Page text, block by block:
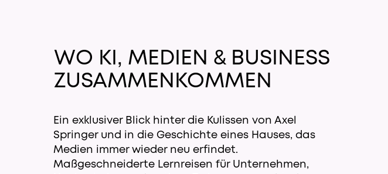
WO KI, MEDIEN & BUSINESS
ZUSAMMENKOMMEN
Ein exklusiver Blick hinter die Kulissen von Axel
Springer und in die Geschichte eines Hauses, das
Medien immer wieder neu erfindet.
Maßgeschneiderte Lernreisen für Unternehmen,